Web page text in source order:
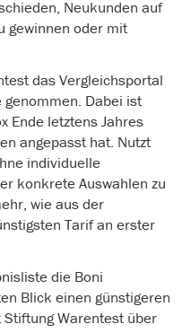
Neukunden auf
gewinnen oder mit
das Vergleichsportal
Dabei ist
Ende letztens Jahres
angepasst hat. Nutzt
individuelle
konkrete Auswahlen zu
wie aus der
Tarif an erster
die Boni
Blick einen günstigeren
Warentest über